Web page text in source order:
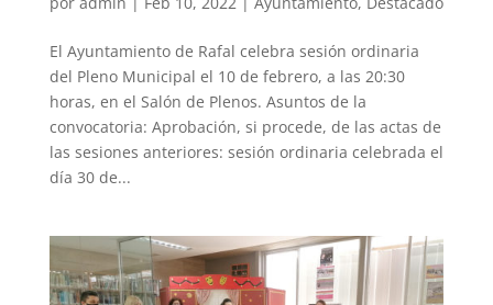
El Ayuntamiento de Rafal celebra sesión ordinaria
del Pleno Municipal el 10 de febrero, a las 20:30
horas, en el Salón de Plenos. Asuntos de la
convocatoria: Aprobación, si procede, de las actas de
las sesiones anteriores: sesión ordinaria celebrada el
día 30 de...